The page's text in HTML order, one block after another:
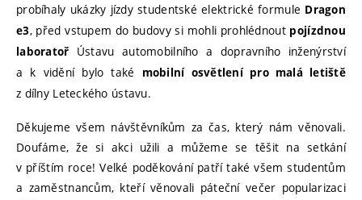
probíhaly ukázky jízdy studentské elektrické formule Dragon
e3, před vstupem do budovy si mohli prohlédnout pojízdnou
laboratoř Ústavu automobilního a dopravního inženýrství
a k vidění bylo také
mobilní osvětlení pro malá letiště
z dílny Leteckého ústavu.
Děkujeme všem návštěvníkům za čas, který nám věnovali.
Doufáme, že si akci užili a můžeme se těšit na setkání
v příštím roce! Velké poděkování patří také všem studentům
a zaměstnancům, kteří věnovali páteční večer popularizaci